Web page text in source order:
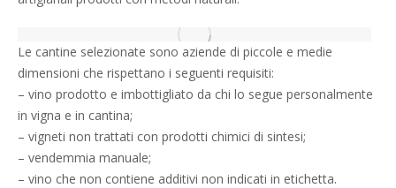
Le cantine selezionate sono aziende di piccole e medie
dimensioni che rispettano i seguenti requisiti:
– vino prodotto e imbottigliato da chi lo segue personalmente
in vigna e in cantina;
– vigneti non trattati con prodotti chimici di sintesi;
– vendemmia manuale;
– vino che non contiene additivi non indicati in etichetta.